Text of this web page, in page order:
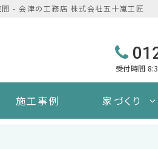
- 会津の工務店 株式会社五十嵐工匠
受付時間
施工事例 家づくり